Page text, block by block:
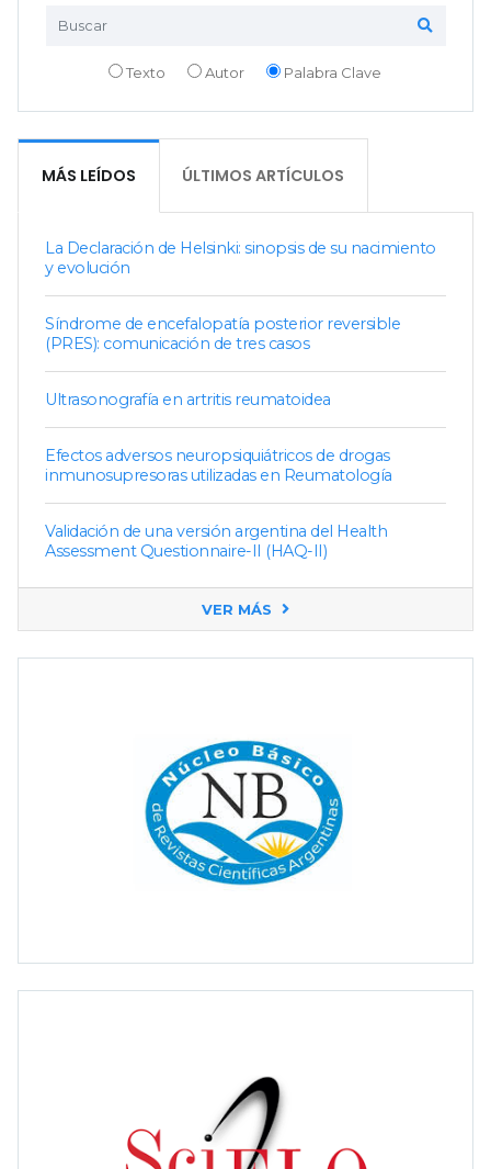
Texto Autor Palabra Clave
MÁS LEÍDOS ÚLTIMOS ARTÍCULOS
La Declaración de Helsinki: sinopsis de su nacimiento
y evolución
Síndrome de encefalopatía posterior reversible
(PRES): comunicación de tres casos
Ultrasonografía en artritis reumatoidea
Efectos adversos neuropsiquiátricos de drogas
inmunosupresoras utilizadas en Reumatología
Validación de una versión argentina del Health
Assessment Questionnaire-II (HAQ-II)
VER MÁS